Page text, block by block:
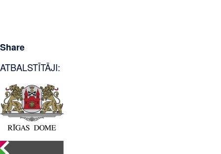
Share
ATBALSTĪTĀJI: